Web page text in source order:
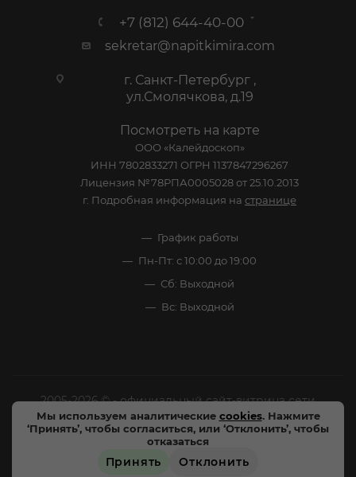
Мы используем аналитические cookies. Нажмите
‘Принять’, чтобы согласиться, или ‘Отклонить’, чтобы
отказаться
Принять Отклонить
+7 (812) 644-40-00
sekretar@napitkimira.com
г. Санкт-Петербург ,
ул.Смолячкова, д.19
Посмотреть на карте
ООО «Калейдоскоп»
ИНН 7802833271 ОГРН 1137847296267
Лицензия №78РПА0005028 от 25.10.2013
г. Подробная информация на странице
График работы
Пн-Пт: с 10:00 до 19:00
Сб: Выходной
Вс: Выходной
2005-2026 © - официальный сайт-витрина сети
специализированных напитков "Калейдоскоп Напитков
Мира". Все права защищены.